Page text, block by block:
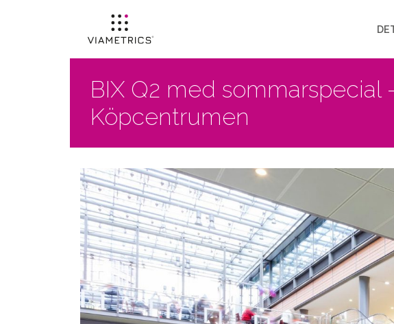
BIX Q2 med
Köpcentrumen